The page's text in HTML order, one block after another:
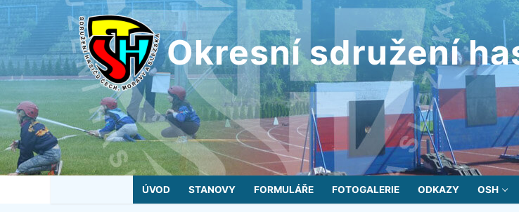
Přeskočit
na
obsah
Okresní sdružení
ÚVOD STANOVY FORMULÁŘE FOTOGALERIE ODKAZY OSH